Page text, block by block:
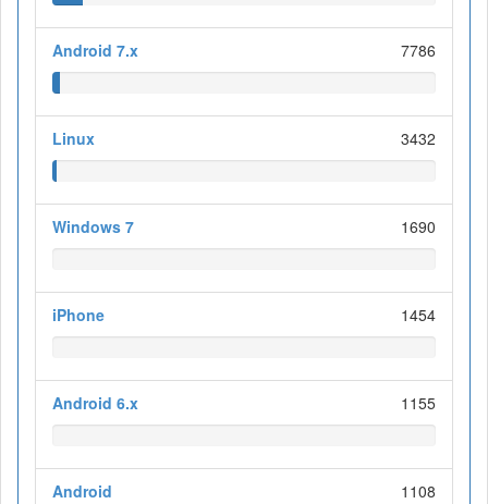
Android 7.x 7786
Linux 3432
Windows 7 1690
iPhone 1454
Android 6.x 1155
Android 1108